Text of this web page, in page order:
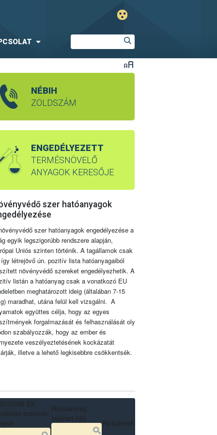
NÉBIH
ZÖLDSZÁM
ENGEDÉLYEZETT
TERMÉSNÖVELŐ
ANYAGOK KERESŐJE
szer hatóanyagok
szer hatóanyagok engedélyezése a
egyik legszigorúbb rendszere alapján,
Uniós szinten történik. A tagállamok csak
létrejövő ún. pozitív lista hatóanyagaiból
növényvédő szereket engedélyezhetik. A
listán a hatóanyag csak a vonatkozó EU
meghatározott ideig (általában 7-15
maradhat, utána felül kell vizsgálni. A
együttes célja, hogy az egyes
forgalmazását és felhasználását oly
szabályozzák, hogy az ember és
veszélyeztetésének kockázatát
illetve a lehető legkisebbre csökkentsék.